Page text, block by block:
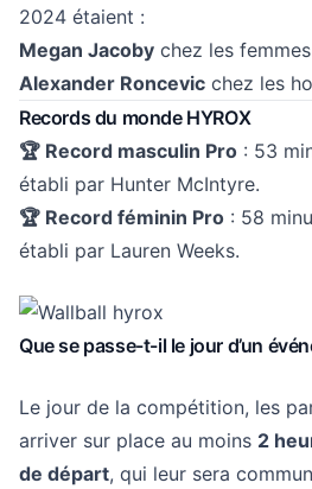
2024 étaient :
Megan Jacoby chez les femmes
Alexander Roncevic chez les
Records du monde HYROX
🏆 Record masculin Pro : 53
établi par Hunter McIntyre.
🏆 Record féminin Pro : 58
établi par Lauren Weeks.
Que se passe-t-il le jour d’un
Le jour de la compétition, les
arriver sur place au moins 2
de départ, qui leur sera